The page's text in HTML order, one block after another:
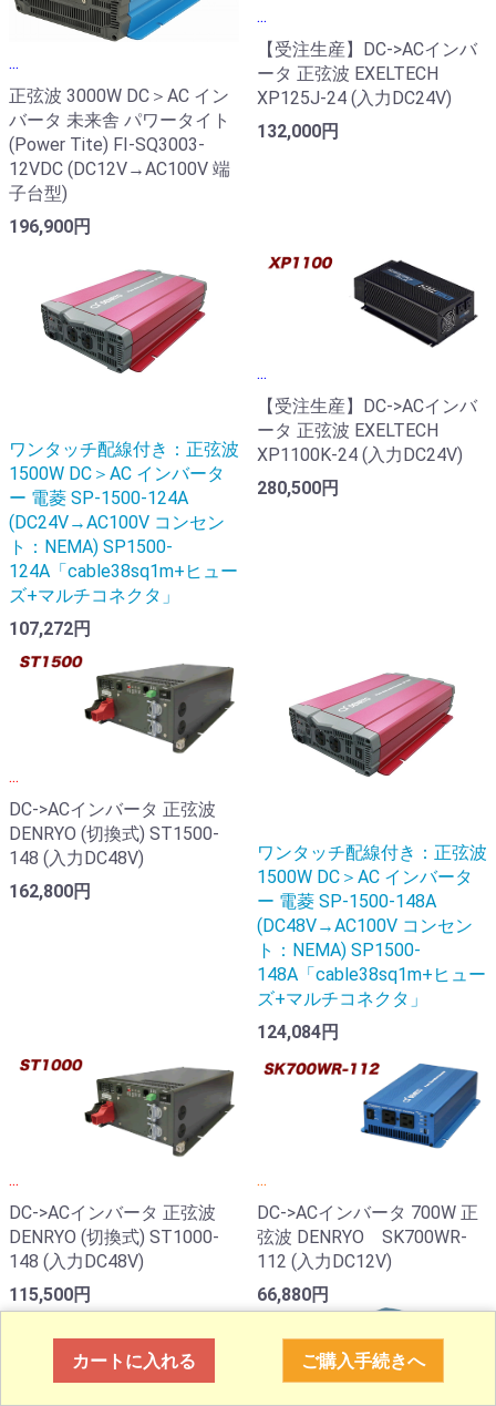
...
正弦波 3000W DC＞AC イン
バータ 未来舎 パワータイト
(Power Tite) FI-SQ3003-
12VDC (DC12V→AC100V 端
子台型)
196,900円
...
【受注生産】DC->ACインバ
ータ 正弦波 EXELTECH
XP125J-24 (入力DC24V)
132,000円
ワンタッチ配線付き：正弦波
1500W DC＞AC インバータ
ー 電菱 SP-1500-124A
(DC24V→AC100V コンセン
ト：NEMA) SP1500-
124A「cable38sq1m+ヒュー
ズ+マルチコネクタ」
107,272円
...
【受注生産】DC->ACインバ
ータ 正弦波 EXELTECH
XP1100K-24 (入力DC24V)
280,500円
...
DC->ACインバータ 正弦波
DENRYO (切換式) ST1500-
148 (入力DC48V)
162,800円
ワンタッチ配線付き：正弦波
1500W DC＞AC インバータ
ー 電菱 SP-1500-148A
(DC48V→AC100V コンセン
ト：NEMA) SP1500-
148A「cable38sq1m+ヒュー
ズ+マルチコネクタ」
124,084円
...
DC->ACインバータ 正弦波
DENRYO (切換式) ST1000-
148 (入力DC48V)
115,500円
...
DC->ACインバータ 700W 正
弦波 DENRYO SK700WR-
112 (入力DC12V)
66,880円
カートに入れる ご購入手続きへ